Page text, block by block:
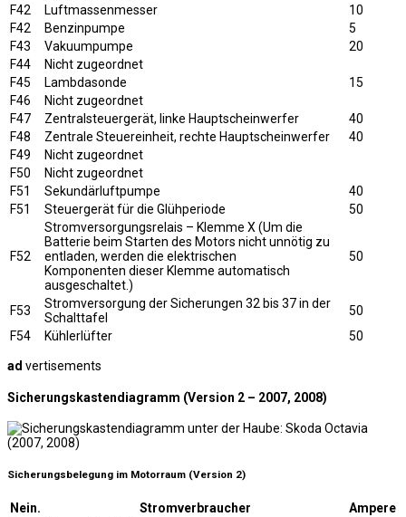
F42
Luftmassenmesser
10
F42
Benzinpumpe
5
F43
Vakuumpumpe
20
F44
Nicht zugeordnet
F45
Lambdasonde
15
F46
Nicht zugeordnet
F47
Zentralsteuergerät, linke Hauptscheinwerfer
40
F48
Zentrale Steuereinheit, rechte Hauptscheinwerfer
40
F49
Nicht zugeordnet
F50
Nicht zugeordnet
F51
Sekundärluftpumpe
40
F51
Steuergerät für die Glühperiode 50
F52
Stromversorgungsrelais – Klemme X (Um die
Batterie beim Starten des Motors nicht unnötig zu
entladen, werden die elektrischen
Komponenten dieser Klemme automatisch
ausgeschaltet.)
50
F53
Stromversorgung der Sicherungen 32 bis 37 in der
Schalttafel
50
F54
Kühlerlüfter 50
ad vertisements
Sicherungskastendiagramm (Version 2 – 2007, 2008)
Sicherungsbelegung im Motorraum (Version 2)
Nein. Stromverbraucher
Ampere